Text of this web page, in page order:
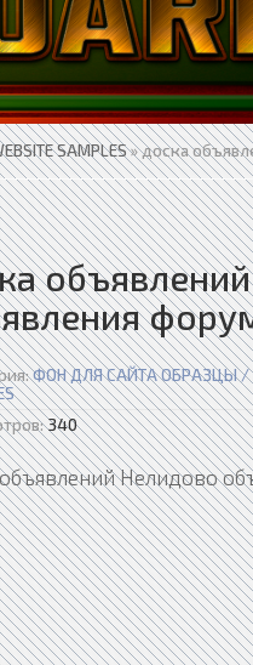
SAMPLES» доска
ФОН ДЛЯ САЙТА ОБРАЗЦЫ /
340
Нелидово